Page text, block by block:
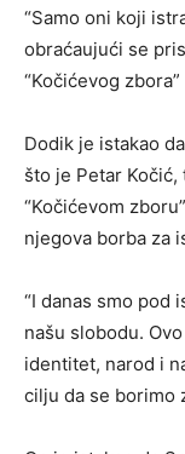
“Samo oni koji
obraćaujući se
“Kočićevog
Dodik je istakao
što je Petar
“Kočićevom
njegova borba za
“I danas smo pod
našu slobodu.
identitet, narod i
cilju da se borimo